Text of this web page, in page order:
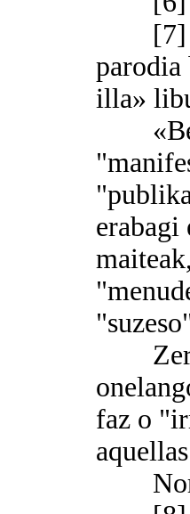
[7]
parodia
illa»
Zer
faz o
Nor